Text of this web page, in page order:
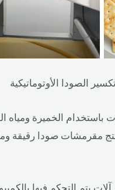
الصودا الأوتوماتيكية
باستخدام الخميرة ومياه
مقرمشات صودا رقيقة
يتم التحكم فيها